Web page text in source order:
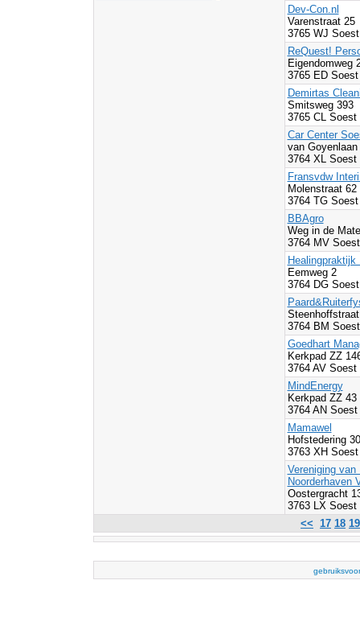
Dev-Con.nl
Varenstraat 25
3765 WJ
ReQuest!
Eigendomweg
3765 ED
Demirtas
Smitsweg 393
3765 CL
Car Center
van Goyenlaan
3764 XL Soest
Fransvdw
Molenstraat 62
3764 TG
BBAgro
Weg in de
3764 MV
Healingpraktijk
Eemweg 2
3764 DG
3764 BM
Goedhart
Kerkpad ZZ
3764 AV
MindEnergy
Kerkpad ZZ 43
3764 AN
Mamawel
Hofstedering
3763 XH
Vereniging van
Noorderhaven
Oostergracht
3763 LX Soest
<< 17 18 19